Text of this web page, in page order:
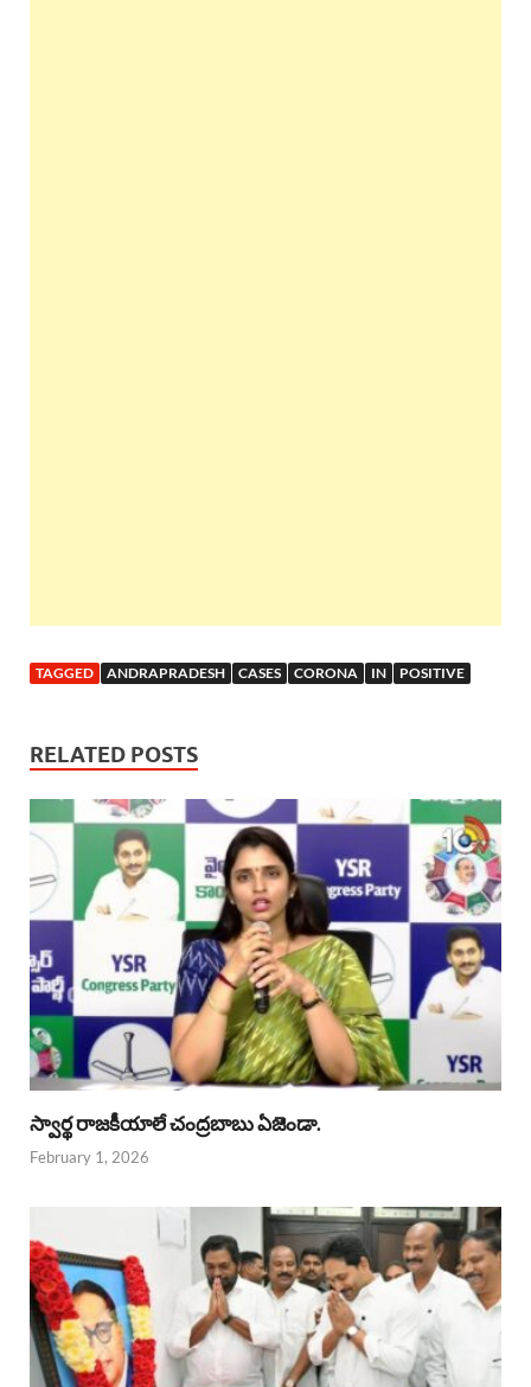
TAGGED ANDRAPRADESH CASES CORONA IN POSITIVE
RELATED POSTS
స్వార్థ రాజకీయాలే చంద్రబాబు ఏజెండా.
February 1, 2026